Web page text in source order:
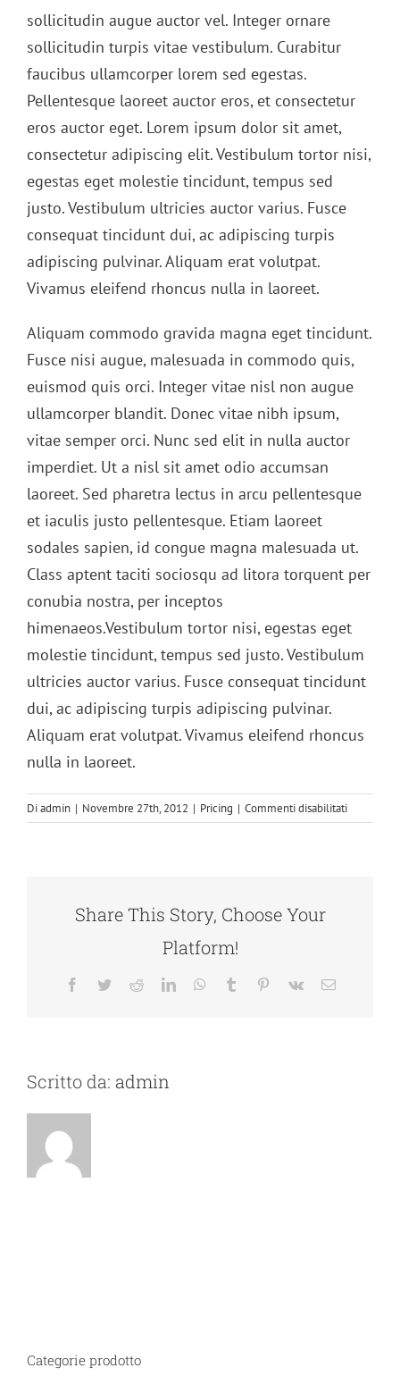
sollicitudin augue auctor vel. Integer ornare
sollicitudin turpis vitae vestibulum. Curabitur
faucibus ullamcorper lorem sed egestas.
Pellentesque laoreet auctor eros, et consectetur
eros auctor eget. Lorem ipsum dolor sit amet,
consectetur adipiscing elit. Vestibulum tortor nisi,
egestas eget molestie tincidunt, tempus sed
justo. Vestibulum ultricies auctor varius. Fusce
consequat tincidunt dui, ac adipiscing turpis
adipiscing pulvinar. Aliquam erat volutpat.
Vivamus eleifend rhoncus nulla in laoreet.
Aliquam commodo gravida magna eget tincidunt.
Fusce nisi augue, malesuada in commodo quis,
euismod quis orci. Integer vitae nisl non augue
ullamcorper blandit. Donec vitae nibh ipsum,
vitae semper orci. Nunc sed elit in nulla auctor
imperdiet. Ut a nisl sit amet odio accumsan
laoreet. Sed pharetra lectus in arcu pellentesque
et iaculis justo pellentesque. Etiam laoreet
sodales sapien, id congue magna malesuada ut.
Class aptent taciti sociosqu ad litora torquent per
conubia nostra, per inceptos
himenaeos.Vestibulum tortor nisi, egestas eget
molestie tincidunt, tempus sed justo. Vestibulum
ultricies auctor varius. Fusce consequat tincidunt
dui, ac adipiscing turpis adipiscing pulvinar.
Aliquam erat volutpat. Vivamus eleifend rhoncus
nulla in laoreet.
Diadmin | Novembre 27th, 2012 | Pricing | Commenti disabilitatisu
Curabitur
Share This Story, Choose Your
Platform!
Facebook
TwitterRedditLinkedInWhatsApp
Tumblr Pinterest
Vk Email
Scritto da: admin
Categorie prodotto